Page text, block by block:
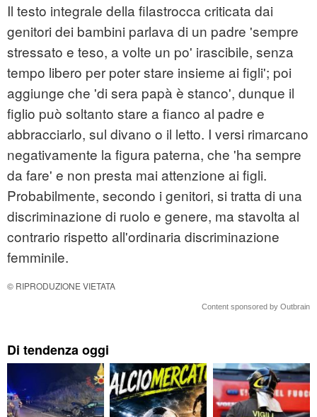
Il testo integrale della filastrocca criticata dai
genitori dei bambini parlava di un padre 'sempre
stressato e teso, a volte un po' irascibile, senza
tempo libero per poter stare insieme ai figli'; poi
aggiunge che 'di sera papà è stanco', dunque il
figlio può soltanto stare a fianco al padre e
abbracciarlo, sul divano o il letto. I versi rimarcano
negativamente la figura paterna, che 'ha sempre
da fare' e non presta mai attenzione ai figli.
Probabilmente, secondo i genitori, si tratta di una
discriminazione di ruolo e genere, ma stavolta al
contrario rispetto all'ordinaria discriminazione
femminile.
© RIPRODUZIONE VIETATA
Content sponsored by Outbrain
Di tendenza oggi